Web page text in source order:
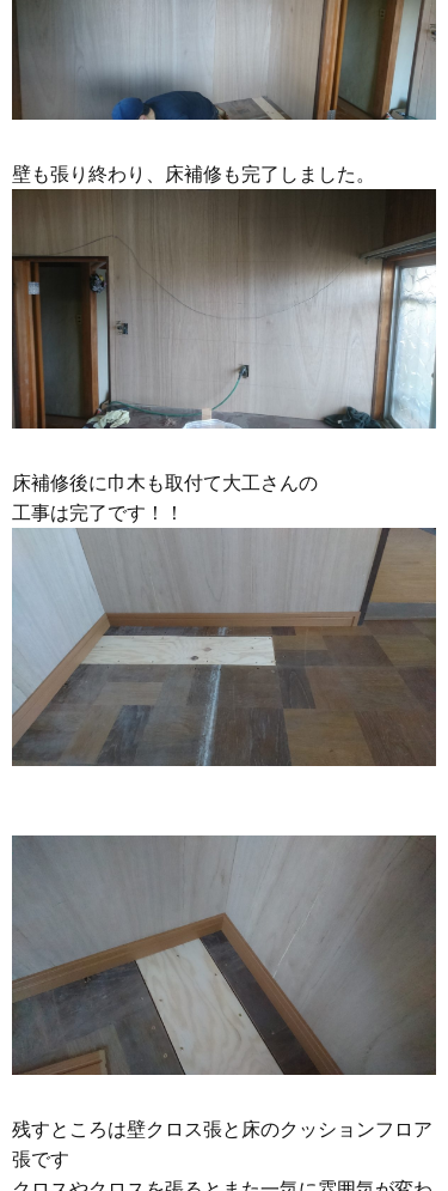
壁も張り終わり、床補修も完了しました。
床補修後に巾木も取付て大工さんの
工事は完了です！！
残すところは壁クロス張と床のクッションフロア
張です